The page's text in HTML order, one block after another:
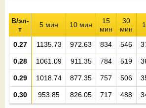
В/эл-
т
5 мин 10 мин
15
мин
30
мин
0.27 1135.73 972.63 834 546
0.28 1061.09 911.35 784 519
0.29 1018.74 877.35 757 506
0.30 953.85 826.05 717 488